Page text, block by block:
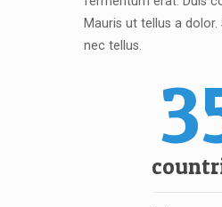
Mauris ut tellus a dolor.
nec tellus.